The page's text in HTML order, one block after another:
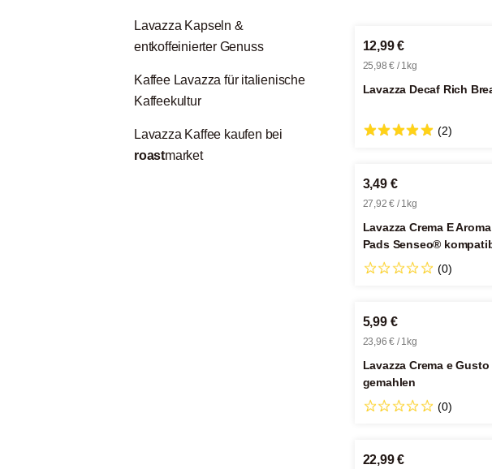
Lavazza Kapseln &
entkoffeinierter Genuss
Kaffee Lavazza für italienische
Kaffeekultur
Lavazza Kaffee kaufen bei
roastmarket
12,99 €
25,98 € / 1kg
Lavazza Decaf Rich
(2)
3,49 €
27,92 € / 1kg
Lavazza Crema E
Pads Senseo®
(0)
5,99 €
23,96 € / 1kg
Lavazza Crema e Gusto
gemahlen
(0)
22,99 €